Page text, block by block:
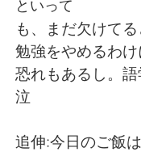
English
繁體中文
といって
も、まだ欠けて
勉強をやめるわ
恐れもあるし。
泣
追伸:今日のご飯